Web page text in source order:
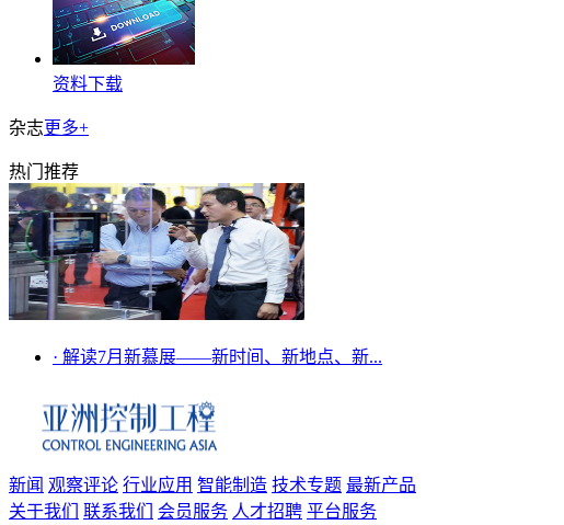
资料下载
杂志更多+
热门推荐
· 解读7月新慕展——新时间、新地点、新...
新闻 观察评论 行业应用 智能制造 技术专题 最新产品
关于我们
联系我们 会员服务 人才招聘 平台服务